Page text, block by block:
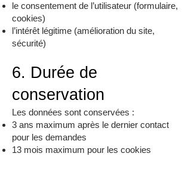
le consentement de l’utilisateur (formulaire,
cookies)
l’intérêt légitime (amélioration du site,
sécurité)
6. Durée de
conservation
Les données sont conservées :
3 ans maximum après le dernier contact
pour les demandes
13 mois maximum pour les cookies